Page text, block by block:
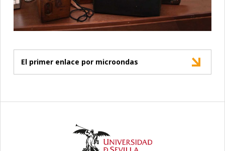
El primer enlace por microondas